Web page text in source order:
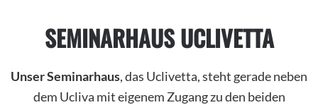
SEMINARHAUS UCLIVETTA
Unser Seminarhaus, das Uclivetta, steht gerade neben
dem Ucliva mit eigenem Zugang zu den beiden